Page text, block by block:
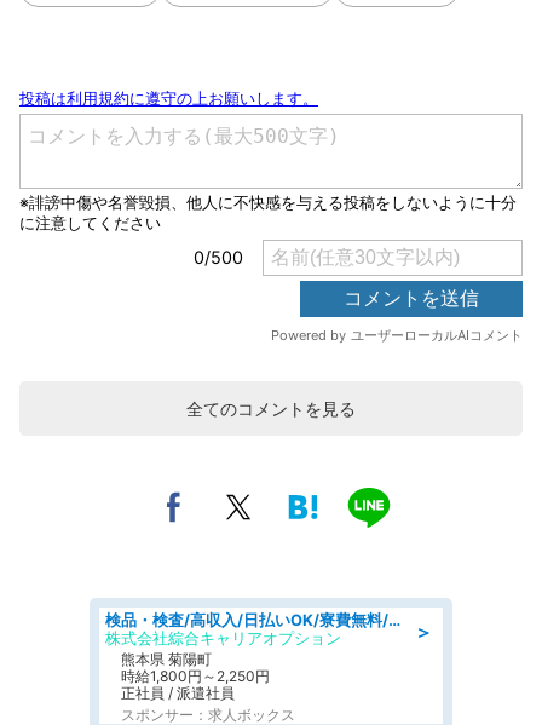
全てのコメントを見る
＞
検品・検査/高収入/日払いOK/寮費無料/日勤/20・30・40代活躍中
株式会社綜合キャリアオプション
熊本県 菊陽町
時給1,800円～2,250円
正社員 / 派遣社員
スポンサー：求人ボックス